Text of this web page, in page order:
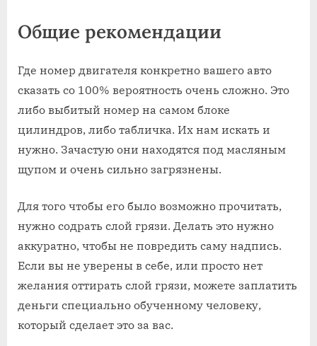
Общие рекомендации
Где номер двигателя конкретно вашего авто
сказать со 100% вероятность очень сложно. Это
либо выбитый номер на самом блоке
цилиндров, либо табличка. Их нам искать и
нужно. Зачастую они находятся под масляным
щупом и очень сильно загрязнены.
Для того чтобы его было возможно прочитать,
нужно содрать слой грязи. Делать это нужно
аккуратно, чтобы не повредить саму надпись.
Если вы не уверены в себе, или просто нет
желания оттирать слой грязи, можете заплатить
деньги специально обученному человеку,
который сделает это за вас.